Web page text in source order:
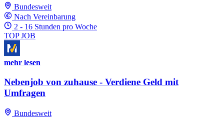
Bundesweit
Nach Vereinbarung
2 - 16 Stunden pro Woche
TOP JOB
mehr lesen
Nebenjob von zuhause - Verdiene Geld mit
Umfragen
Bundesweit